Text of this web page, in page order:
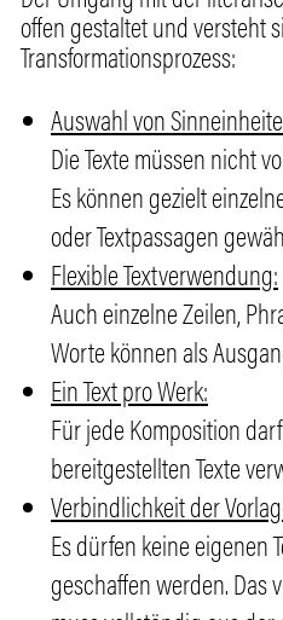
offen gestaltet und versteht
Transformationsprozess:
Auswahl von
Die Texte müssen nicht
Es können gezielt
oder Textpassagen
Flexible Textverwendung:
Auch einzelne Zeilen,
Worte können als
Ein Text pro Werk:
Für jede Komposition
bereitgestellten Texte
Verbindlichkeit der
Es dürfen keine eigenen
geschaffen werden. Das